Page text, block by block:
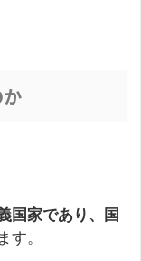
国家であり、国
す。